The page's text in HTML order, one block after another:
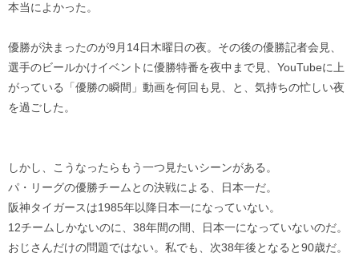
本当によかった。
優勝が決まったのが9月14日木曜日の夜。その後の優勝記者会見、
選手のビールかけイベントに優勝特番を夜中まで見、YouTubeに上
がっている「優勝の瞬間」動画を何回も見、と、気持ちの忙しい夜
を過ごした。
しかし、こうなったらもう一つ見たいシーンがある。
パ・リーグの優勝チームとの決戦による、日本一だ。
阪神タイガースは1985年以降日本一になっていない。
12チームしかないのに、38年間の間、日本一になっていないのだ。
おじさんだけの問題ではない。私でも、次38年後となると90歳だ。